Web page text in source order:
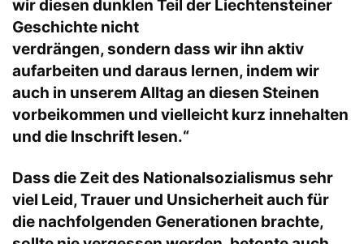
wir diesen dunklen Teil der Liechtensteiner
Geschichte nicht
verdrängen, sondern dass wir ihn aktiv
aufarbeiten und daraus lernen, indem wir
auch in unserem Alltag an diesen Steinen
vorbeikommen und vielleicht kurz innehalten
und die Inschrift lesen.“
Dass die Zeit des Nationalsozialismus sehr
viel Leid, Trauer und Unsicherheit auch für
die nachfolgenden Generationen brachte,